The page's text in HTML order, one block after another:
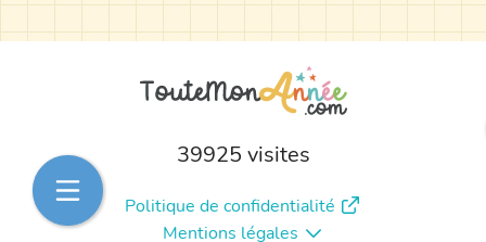
39925 visites
Politique de confidentialité
Mentions légales